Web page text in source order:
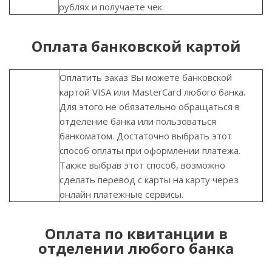
рублях и получаете чек.
Оплата банковской картой
Оплатить заказ Вы можете банковской
картой VISA или MasterCard любого банка.
Для этого не обязательно обращаться в
отделение банка или пользоваться
банкоматом. Достаточно выбрать этот
способ оплаты при оформлении платежа.
Также выбрав этот способ, возможно
сделать перевод с карты на карту через
онлайн платежные сервисы.
Оплата по квитанции в
отделении любого банка